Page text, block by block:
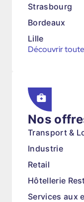
Strasbourg
Bordeaux
Lille
Découvrir
Nos
Transport &
Industrie
Retail
Hôtellerie
Services aux